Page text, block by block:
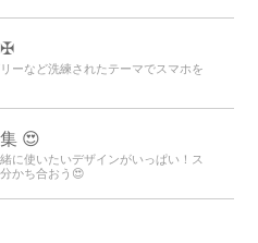
✠
ーなど洗練されたテーマでスマホを
😍
に使いたいデザインがいっぱい！ス
かち合おう😍